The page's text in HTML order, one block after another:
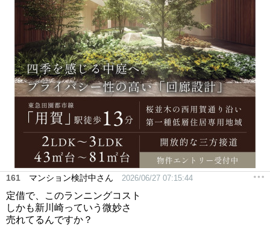
161 マンション検討中さん 2026/06/27 07:15:44
定借で、このランニングコスト
しかも新川崎っていう微妙さ
売れてるんですか？